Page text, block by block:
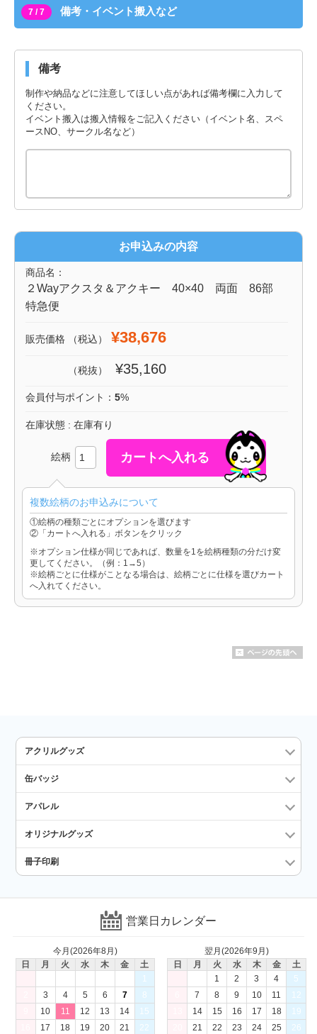
7 / 7 備考・イベント搬入など
備考
制作や納品などに注意してほしい点があれば備考欄に入力して
ください。
イベント搬入は搬入情報をご記入ください（イベント名、スペ
ースNO、サークル名など）
お申込みの内容
商品名：
２Wayアクスタ＆アクキー 40×40 両面 86部
特急便
販売価格 （税込） ¥38,676
（税抜） ¥35,160
会員付与ポイント： 5%
在庫状態 : 在庫有り
絵柄
複数絵柄のお申込みについて
①絵柄の種類ごとにオプションを選びます
②「カートへ入れる」ボタンをクリック
※オプション仕様が同じであれば、数量を1を絵柄種類の分だけ変
更してください。（例：1→5）
※絵柄ごとに仕様がことなる場合は、絵柄ごとに仕様を選びカート
へ入れてください。
アクリルグッズ
缶バッジ
アパレル
オリジナルグッズ
冊子印刷
営業日カレンダー
今月(2026年8月)
日
月 火 水 木 金
土
1
3 4 5 6 7
8
10 11 12 13 14
15
17 18 19 20 21
22
翌月(2026年9月)
日
月 火 水 木 金
土
1
2 3 4
5
7 8 9 10 11
12
14 15 16 17 18
19
21 22 23 24 25
26